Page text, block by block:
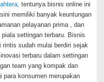
tentunya bisnis online ini
memiliki banyak keuntungan
pelayanan prima , dan
settingan terbaru. Bisnis
sudah mulai berdiri sejak
terbaru dalam settingan
team yang kompak dan
para konsumen merupakan